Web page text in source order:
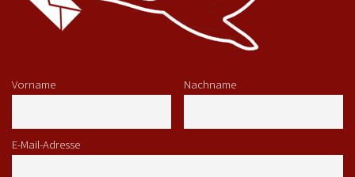
Vorname Nachname
E-Mail-Adresse